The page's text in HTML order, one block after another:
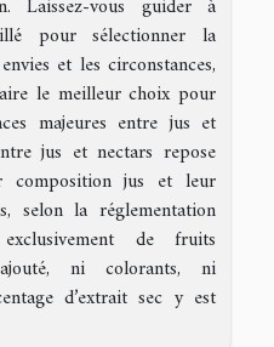
Laissez-vous guider à
pour sélectionner la
et les circonstances,
le meilleur choix pour
majeures entre jus et
jus et nectars repose
composition jus et leur
selon la réglementation
de fruits
ni colorants, ni
d’extrait sec y est